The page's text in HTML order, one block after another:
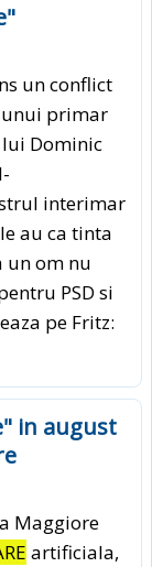
un conflict
unui primar
Dominic
interimar
au ca tinta
un om nu
PSD si
pe Fritz:
in august
Maggiore
artificiala,